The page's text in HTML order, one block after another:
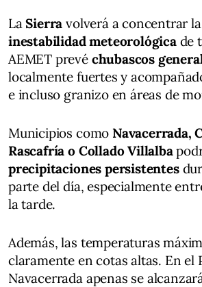
LaSierra volverá a concentrar la
inestabilidad meteorológicade
AEMET prevé chubascos
localmente fuertes y
e incluso granizo en áreas de
Municipios como Navacerrada,
Rascafría o Collado Villalba
precipitaciones persistentes
parte del día, especialmente
la tarde.
Además, las temperaturas
claramente en cotas altas. En el
Navacerrada apenas se